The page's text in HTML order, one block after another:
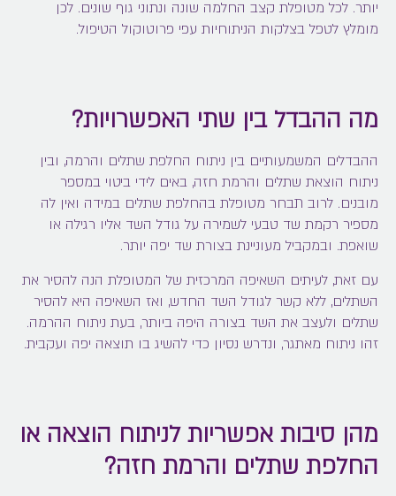
יותר. לכל מטופלת קצב החלמה שונה ונתוני גוף שונים. לכן
מומלץ לטפל בצלקות הניתוחיות עפי פרוטוקול הטיפול.
מה ההבדל בין שתי האפשרויות?
ההבדלים המשמעותיים בין ניתוח החלפת שתלים והרמה, ובין
ניתוח הוצאת שתלים והרמת חזה, באים לידי ביטוי במספר
מובנים. לרוב תבחר מטופלת בהחלפת שתלים במידה ואין לה
מספיר רקמת שד טבעי לשמירה על גודל השד אליו רגילה או
שואפת. ובמקביל מעוניינת בצורת שד יפה יותר.
עם זאת, לעיתים השאיפה המרכזית של המטופלת הנה להסיר את
השתלים, ללא קשר לגודל השד החדש, ואז השאיפה היא להסיר
שתלים ולעצב את השד בצורה היפה ביותר, בעת ניתוח ההרמה.
זהו ניתוח מאתגר, ונדרש נסיון כדי להשיג בו תוצאה יפה ועקבית.
מהן סיבות אפשריות לניתוח הוצאה או
החלפת שתלים והרמת חזה?